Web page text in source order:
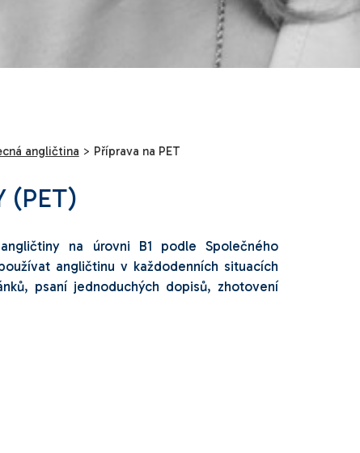
angličtina > Příprava na PET
(PET)
na úrovni B1 podle Společného
angličtinu v každodenních situacích
psaní jednoduchých dopisů, zhotovení